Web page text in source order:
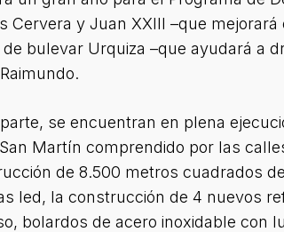
Cervera y Juan XXIII –que
bulevar Urquiza –que ayudará a
se encuentran en plena
Martín comprendido por las
de 8.500 metros cuadrados
led, la construcción de 4 nuevos
bolardos de acero inoxidable con